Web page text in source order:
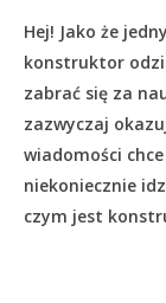
Hej! Jako że
konstruktor
zabrać się za
zazwyczaj
wiadomości
niekoniecznie
czym jest